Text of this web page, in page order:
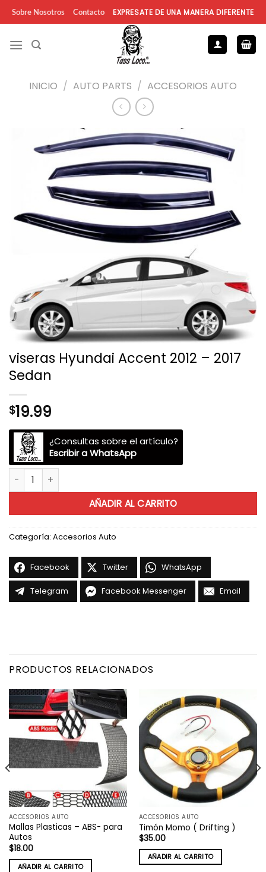
Saltar
al
contenido
Sobre Nosotros Contacto EXPRESATE DE UNA MANERA DIFERENTE
INICIO / AUTO PARTS / ACCESORIOS AUTO
viseras Hyundai Accent 2012 – 2017
Sedan
$19.99
¿Consultas sobre el artículo?
Escribir a WhatsApp
viseras Hyundai Accent 2012 - 2017 Sedan cantidad
AÑADIR AL CARRITO
Categoría: Accesorios Auto
Facebook Twitter WhatsApp
Telegram Facebook Messenger Email
PRODUCTOS RELACIONADOS
ACCESORIOS AUTO
Mallas Plasticas – ABS- para
Autos
$18.00
AÑADIR AL CARRITO
ACCESORIOS AUTO
Timón Momo ( Drifting )
$35.00
AÑADIR AL CARRITO